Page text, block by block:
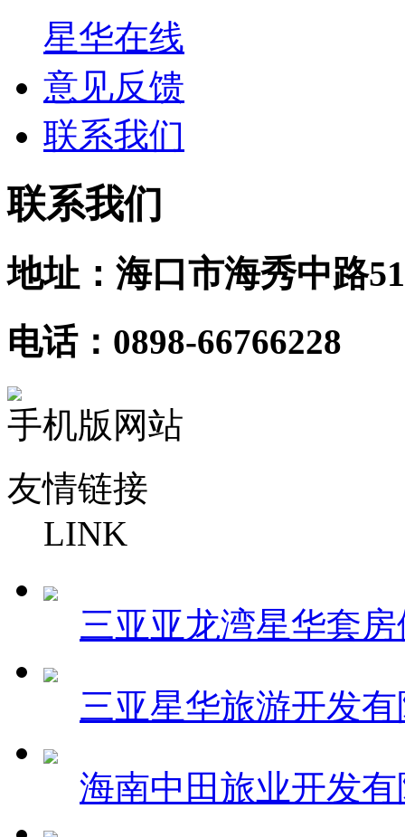
星华在线
意见反馈
联系我们
联系我们
地址：海口市海秀中路
电话：0898-66766228
手机版网站
友情链接
LINK
三亚亚龙湾星华套
三亚星华旅游开发
海南中田旅业开发